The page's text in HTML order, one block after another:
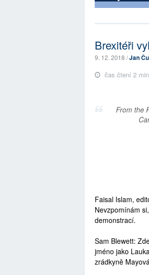
Brexitéři
9. 12. 2018 /Jan
čas čtení 2
From the
Faisal Islam,
Nevzpomínám
demonstrací.
Sam Blewett:
jméno jako
zrádkyně